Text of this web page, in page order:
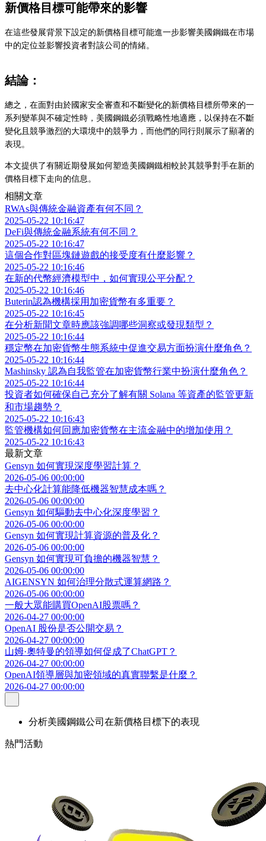
新價格目標可能帶來的影響
在這些發展背景下設定的新價格目標可能進一步影響美國鋼鐵在市場
中的定位並影響投資者對該公司的情緒。
結論：
總之，在面對由於國家安全審查和不斷變化的新價格目標所帶來的一
系列變革與不確定性時，美國鋼鐵必須戰略性地適應，以保持在不斷
變化且競爭激烈的大環境中的競爭力，而他們的同行則展示了顯著的
表現。
本文提供了有關近期發展如何塑造美國鋼鐵相較於其競爭對手在新的
價格目標下走向的信息。
相關文章
RWAs與傳統金融資產有何不同？
2025-05-22 10:16:47
DeFi與傳統金融系統有何不同？
2025-05-22 10:16:47
這個合作對區塊鏈遊戲的接受度有什麼影響？
2025-05-22 10:16:46
在新的代幣經濟模型中，如何實現公平分配？
2025-05-22 10:16:46
Buterin認為機構採用加密貨幣有多重要？
2025-05-22 10:16:45
在分析新聞文章時應該強調哪些洞察或發現類型？
2025-05-22 10:16:44
穩定幣在加密貨幣生態系統中促進交易方面扮演什麼角色？
2025-05-22 10:16:44
Mashinsky 認為自我監管在加密貨幣行業中扮演什麼角色？
2025-05-22 10:16:44
投資者如何確保自己充分了解有關 Solana 等資產的監管更新
和市場趨勢？
2025-05-22 10:16:43
監管機構如何回應加密貨幣在主流金融中的增加使用？
2025-05-22 10:16:43
最新文章
Gensyn 如何實現深度學習計算？
2026-05-06 00:00:00
去中心化計算能降低機器智慧成本嗎？
2026-05-06 00:00:00
Gensyn 如何驅動去中心化深度學習？
2026-05-06 00:00:00
Gensyn 如何實現計算資源的普及化？
2026-05-06 00:00:00
Gensyn 如何實現可負擔的機器智慧？
2026-05-06 00:00:00
AIGENSYN 如何治理分散式運算網路？
2026-05-06 00:00:00
一般大眾能購買OpenAI股票嗎？
2026-04-27 00:00:00
OpenAI 股份是否公開交易？
2026-04-27 00:00:00
山姆·奧特曼的領導如何促成了ChatGPT？
2026-04-27 00:00:00
OpenAI領導層與加密領域的真實聯繫是什麼？
2026-04-27 00:00:00
分析美國鋼鐵公司在新價格目標下的表現
熱門活動